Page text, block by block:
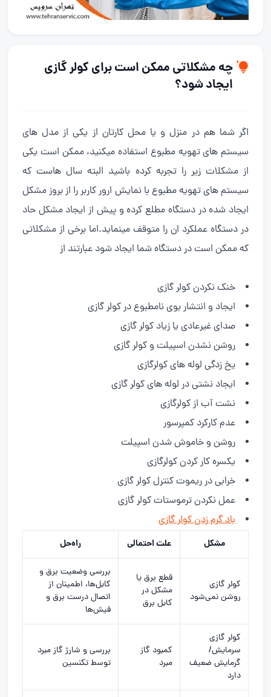
چه مشکلاتی ممکن است برای کولر گازی
ایجاد شود؟
اگر شما هم در منزل و یا محل کارتان از یکی از مدل های
سیستم های تهویه مطبوع استفاده میکنید، ممکن است یکی
از مشکلات زیر را تجربه کرده باشید البته سال هاست که
سیستم های تهویه مطبوع با نمایش ارور کاربر را از بروز مشکل
ایجاد شده در دستگاه مطلع کرده و پیش از ایجاد مشکل حاد
در دستگاه عملکرد ان را متوقف مینماید.اما برخی از مشکلاتی
که ممکن است در دستگاه شما ایجاد شود عبارتند از
خنک نکردن کولر گازی
ایجاد و انتشار بوی نامطبوع در کولر گازی
صدای غیرعادی یا زیاد کولر گازی
روشن نشدن اسپیلت و کولر گازی
یخ زدگی لوله های کولرگازی
ایجاد نشتی در لوله های کولر گازی
نشت آب از کولرگازی
عدم کارکرد کمپرسور
روشن و خاموش شدن اسپیلت
یکسره کار کردن کولرگازی
خرابی در ریموت کنترل کولر گازی
عمل نکردن ترموستات کولر گازی
باد گرم زدن کولر گازی
مشکل علت احتمالی راه‌حل
کولر گازی
روشن نمی‌شود
قطع برق یا
مشکل در
کابل برق
بررسی وضعیت برق و
کابل‌ها، اطمینان از
اتصال درست برق و
فیش‌ها
کولر گازی
سرمایش/
گرمایش ضعیف
دارد
کمبود گاز
مبرد
بررسی و شارژ گاز مبرد
توسط تکنسین